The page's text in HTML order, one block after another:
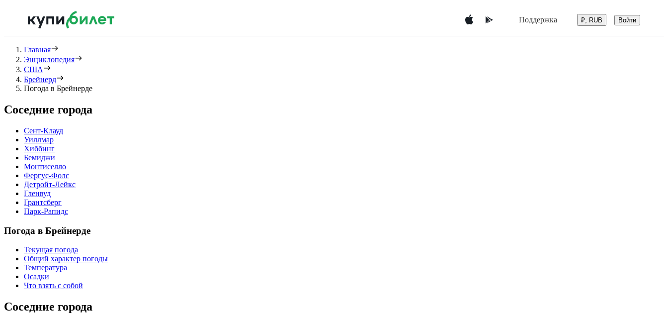
Поддержка ₽, RUB Войти
Главная
Энциклопедия
США
Брейнерд
Погода в Брейнерде
Соседние города
Сент-Клауд
Уиллмар
Хиббинг
Бемиджи
Монтиселло
Фергус-Фолс
Детройт-Лейкс
Гленвуд
Грантсберг
Парк-Рапидс
Погода в Брейнерде
Текущая погода
Общий характер погоды
Температура
Осадки
Что взять с собой
Соседние города